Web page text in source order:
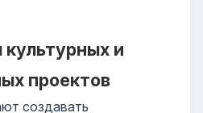
культурных и
проектов
создавать